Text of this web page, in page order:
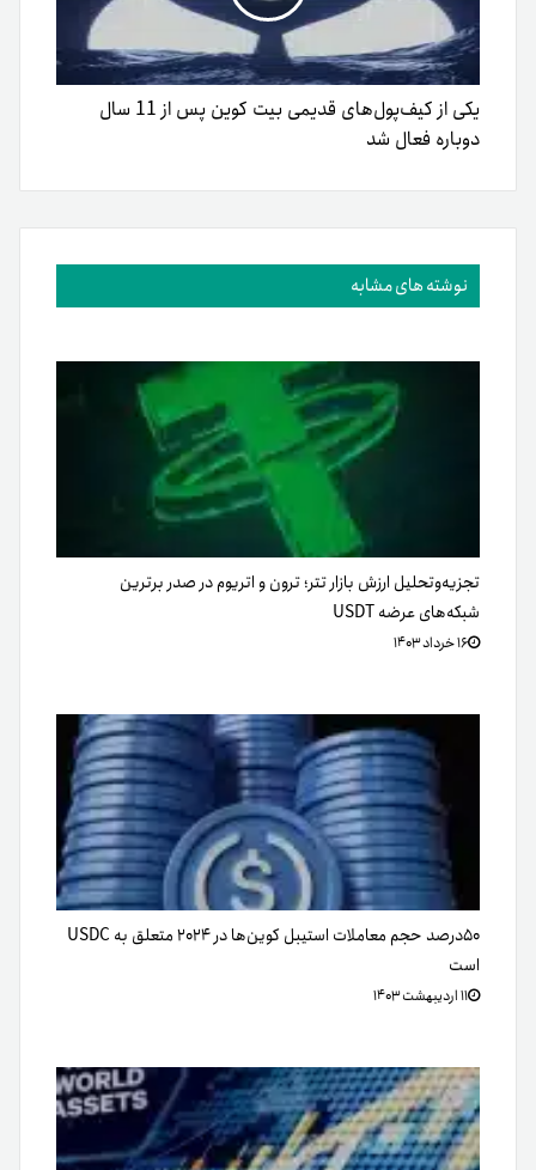
یکی از کیف‌پول‌های قدیمی بیت کوین پس از 11 سال
دوباره فعال شد
نوشته های مشابه
تجزیه‌وتحلیل ارزش بازار تتر؛ ترون و اتریوم در صدر برترین
شبکه‌های عرضه USDT
۱۶ خرداد ۱۴۰۳
۵۰درصد حجم معاملات استیبل کوین‌ها در ۲۰۲۴ متعلق به USDC
است
۱۱ اردیبهشت ۱۴۰۳